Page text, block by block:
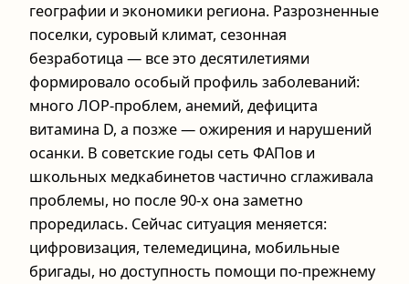
географии и экономики региона. Разрозненные
поселки, суровый климат, сезонная
безработица — все это десятилетиями
формировало особый профиль заболеваний:
много ЛОР-проблем, анемий, дефицита
витамина D, а позже — ожирения и нарушений
осанки. В советские годы сеть ФАПов и
школьных медкабинетов частично сглаживала
проблемы, но после 90‑х она заметно
проредилась. Сейчас ситуация меняется:
цифровизация, телемедицина, мобильные
бригады, но доступность помощи по-прежнему